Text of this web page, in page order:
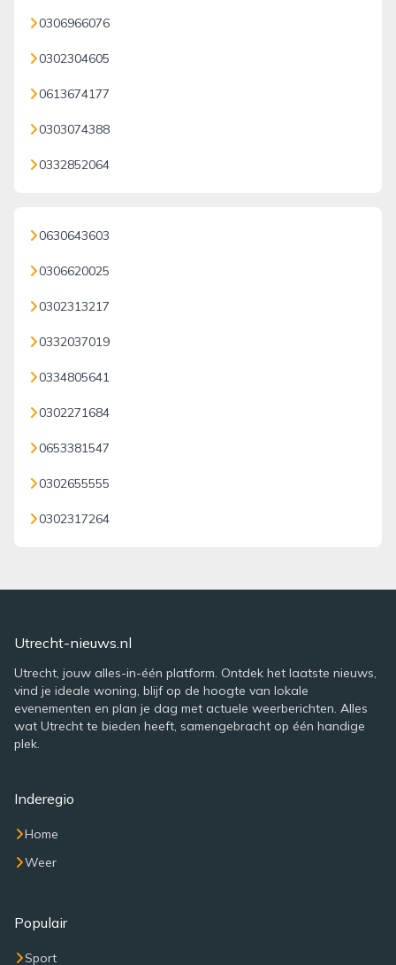
0306966076
0302304605
0613674177
0303074388
0332852064
0630643603
0306620025
0302313217
0332037019
0334805641
0302271684
0653381547
0302655555
0302317264
Utrecht-nieuws.nl
Utrecht, jouw alles-in-één platform. Ontdek het laatste nieuws,
vind je ideale woning, blijf op de hoogte van lokale
evenementen en plan je dag met actuele weerberichten. Alles
wat Utrecht te bieden heeft, samengebracht op één handige
plek.
Inderegio
Home
Weer
Populair
Sport